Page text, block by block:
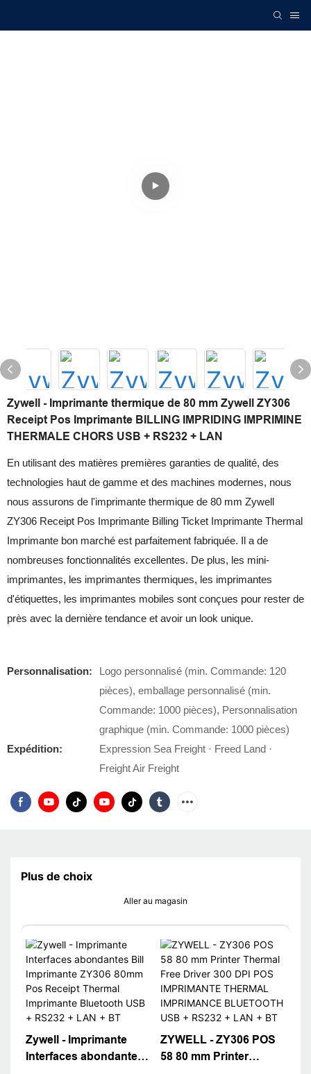
Zywell - Imprimante thermique de 80 mm Zywell ZY306
Receipt Pos Imprimante BILLING IMPRIDING IMPRIMINE
THERMALE CHORS USB + RS232 + LAN
En utilisant des matières premières garanties de qualité, des
technologies haut de gamme et des machines modernes, nous
nous assurons de l'imprimante thermique de 80 mm Zywell
ZY306 Receipt Pos Imprimante Billing Ticket Imprimante Thermal
Imprimante bon marché est parfaitement fabriquée. Il a de
nombreuses fonctionnalités excellentes. De plus, les mini-
imprimantes, les imprimantes thermiques, les imprimantes
d'étiquettes, les imprimantes mobiles sont conçues pour rester de
près avec la dernière tendance et avoir un look unique.
Personnalisation:
Logo personnalisé (min. Commande: 120
pièces), emballage personnalisé (min.
Commande: 1000 pièces), Personnalisation
graphique (min. Commande: 1000 pièces)
Expédition:
Expression Sea Freight · Freed Land ·
Freight Air Freight
Plus de choix
Aller au magasin
Zywell - Imprimante
Interfaces abondantes
ZYWELL - ZY306 POS
58 80 mm Printer